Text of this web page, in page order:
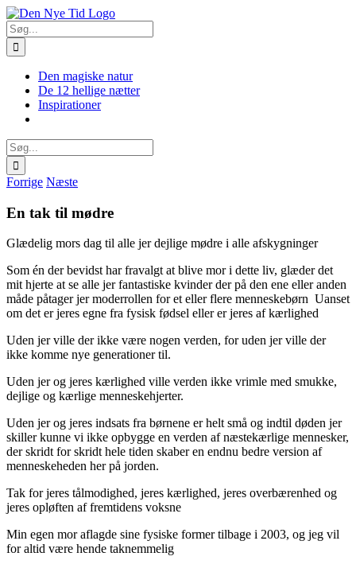
Skip
to
content
Facebook
X
Instagram
Pinterest
Søg
efter:
Den magiske natur
De 12 hellige nætter
Inspirationer
Søg
efter:
Forrige Næste
En tak til mødre
Glædelig mors dag til alle jer dejlige mødre i alle afskygninger
Som én der bevidst har fravalgt at blive mor i dette liv, glæder det
mit hjerte at se alle jer fantastiske kvinder der på den ene eller anden
måde påtager jer moderrollen for et eller flere menneskebørn Uanset
om det er jeres egne fra fysisk fødsel eller er jeres af kærlighed
Uden jer ville der ikke være nogen verden, for uden jer ville der
ikke komme nye generationer til.
Uden jer og jeres kærlighed ville verden ikke vrimle med smukke,
dejlige og kærlige menneskehjerter.
Uden jer og jeres indsats fra børnene er helt små og indtil døden jer
skiller kunne vi ikke opbygge en verden af næstekærlige mennesker,
der skridt for skridt hele tiden skaber en endnu bedre version af
menneskeheden her på jorden.
Tak for jeres tålmodighed, jeres kærlighed, jeres overbærenhed og
jeres opløften af fremtidens voksne
Min egen mor aflagde sine fysiske former tilbage i 2003, og jeg vil
for altid være hende taknemmelig